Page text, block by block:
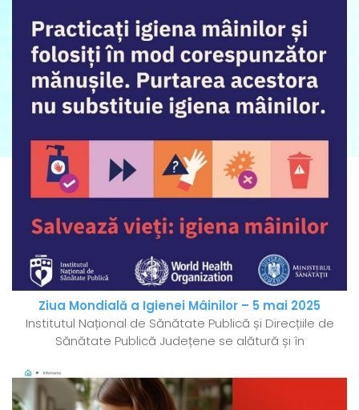
Ziua Mondială a Igienei Mâinilor – 5 mai 2025
Institutul Național de Sănătate Publică și Direcțiile de
Sănătate Publică Județene se alătură și în